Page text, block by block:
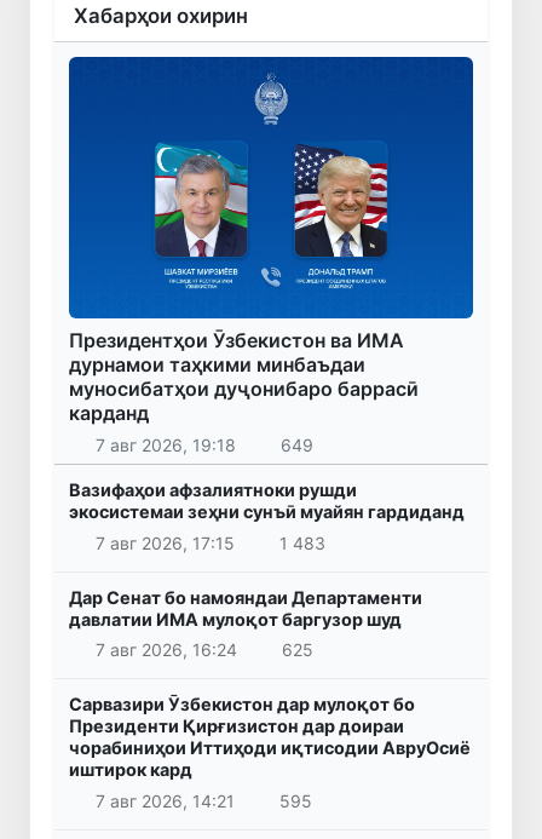
Хабарҳои охирин
Президентҳои Ӯзбекистон ва ИМА
дурнамои таҳкими минбаъдаи
муносибатҳои дуҷонибаро баррасӣ
карданд
7 авг 2026, 19:18 649
Вазифаҳои афзалиятноки рушди
экосистемаи зеҳни сунъӣ муайян гардиданд
7 авг 2026, 17:15
1 483
Дар Сенат бо намояндаи Департаменти
давлатии ИМА мулоқот баргузор шуд
7 авг 2026, 16:24
625
Сарвазири Ӯзбекистон дар мулоқот бо
Президенти Қирғизистон дар доираи
чорабиниҳои Иттиҳоди иқтисодии АвруОсиё
иштирок кард
7 авг 2026, 14:21
595